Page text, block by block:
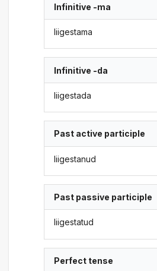
Infinitive -ma
liigestama
Infinitive -da
liigestada
Past active participle
liigestanud
Past passive participle
liigestatud
Perfect tense